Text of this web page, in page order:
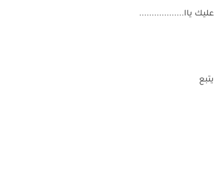
عليك ياا..................
يتبع